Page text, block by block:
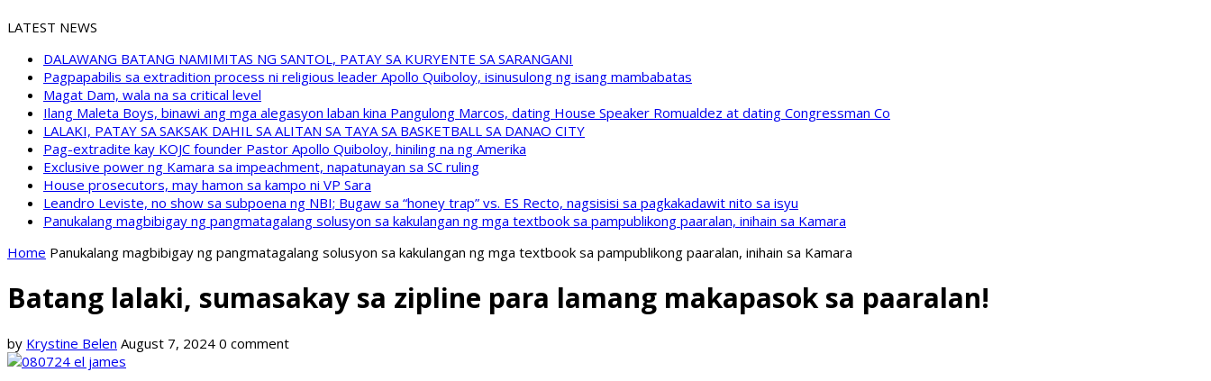
LATEST NEWS
DALAWANG BATANG NAMIMITAS NG SANTOL, PATAY SA KURYENTE SA SARANGANI
Pagpapabilis sa extradition process ni religious leader Apollo Quiboloy, isinusulong ng isang mambabatas
Magat Dam, wala na sa critical level
Ilang Maleta Boys, binawi ang mga alegasyon laban kina Pangulong Marcos, dating House Speaker Romualdez at dating Congressman Co
LALAKI, PATAY SA SAKSAK DAHIL SA ALITAN SA TAYA SA BASKETBALL SA DANAO CITY
Pag-extradite kay KOJC founder Pastor Apollo Quiboloy, hiniling na ng Amerika
Exclusive power ng Kamara sa impeachment, napatunayan sa SC ruling
House prosecutors, may hamon sa kampo ni VP Sara
Leandro Leviste, no show sa subpoena ng NBI; Bugaw sa “honey trap” vs. ES Recto, nagsisisi sa pagkakadawit nito sa isyu
Panukalang magbibigay ng pangmatagalang solusyon sa kakulangan ng mga textbook sa pampublikong paaralan, inihain sa Kamara
Home Panukalang magbibigay ng pangmatagalang solusyon sa kakulangan ng mga textbook sa pampublikong paaralan, inihain sa Kamara
Batang lalaki, sumasakay sa zipline para lamang makapasok sa paaralan!
by Krystine Belen August 7, 2024 0 comment